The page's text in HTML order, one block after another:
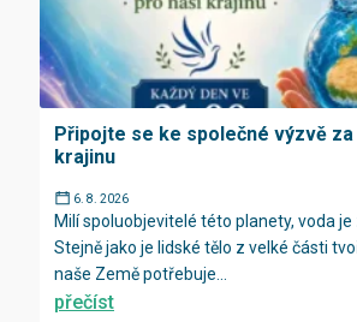
Připojte se ke společné výzvě
krajinu
6. 8. 2026
Milí spoluobjevitelé této planety, voda je
Stejně jako je lidské tělo z velké části
naše Země potřebuje...
přečíst